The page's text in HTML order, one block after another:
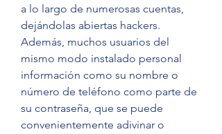
a lo largo de numerosas cuentas,
dejándolas abiertas hackers.
Además, muchos usuarios del
mismo modo instalado personal
información como su nombre o
número de teléfono como parte de
su contraseña, que se puede
convenientemente adivinar o